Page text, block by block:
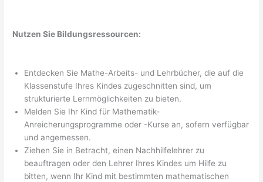
Nutzen Sie Bildungsressourcen:
Entdecken Sie Mathe-Arbeits- und Lehrbücher, die auf die
Klassenstufe Ihres Kindes zugeschnitten sind, um
strukturierte Lernmöglichkeiten zu bieten.
Melden Sie Ihr Kind für Mathematik-
Anreicherungsprogramme oder -Kurse an, sofern verfügbar
und angemessen.
Ziehen Sie in Betracht, einen Nachhilfelehrer zu
beauftragen oder den Lehrer Ihres Kindes um Hilfe zu
bitten, wenn Ihr Kind mit bestimmten mathematischen